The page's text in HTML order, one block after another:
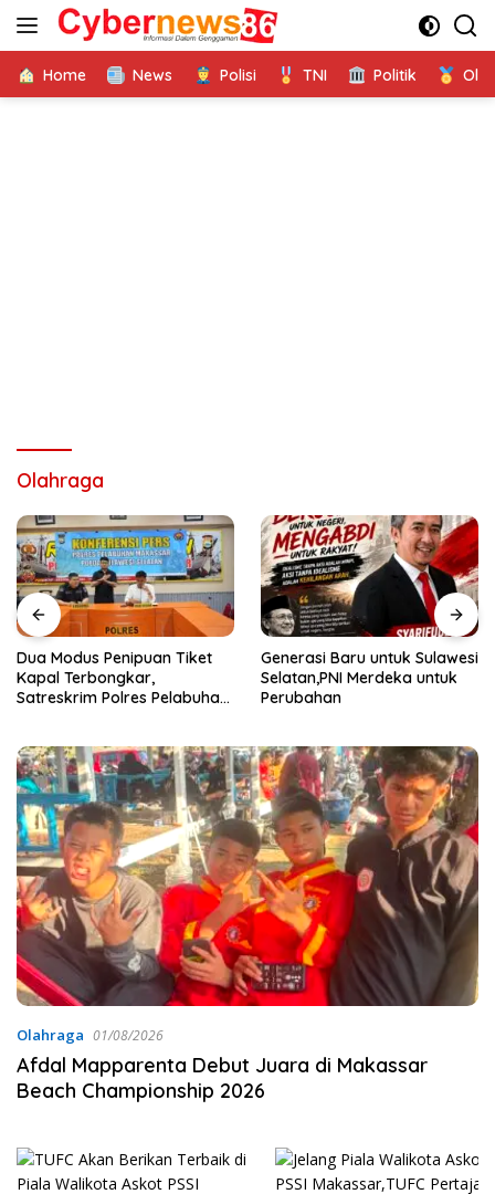
Langsung
Home News Polisi TNI Politik
Olahraga
Dua Modus Penipuan Tiket
Kapal Terbongkar,
Satreskrim Polres Pelabuhan
Generasi Baru untuk Sulawesi
Selatan,PNI Merdeka untuk
Perubahan
Olahraga 01/08/2026
Afdal Mapparenta Debut Juara di Makassar
Beach Championship 2026